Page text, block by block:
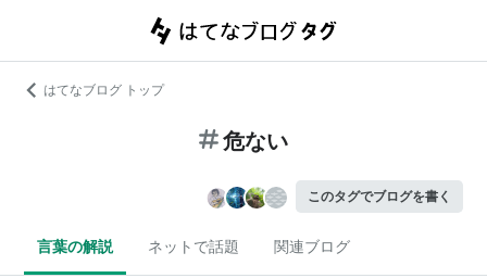
はてなブログ トップ
危ない
このタグでブログを書く
言葉の解説 ネットで話題 関連ブログ